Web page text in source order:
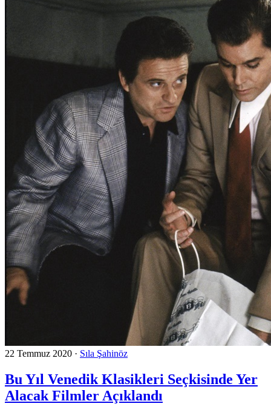
22 Temmuz 2020 · Sıla Şahinöz
Bu Yıl Venedik Klasikleri Seçkisinde Yer
Alacak Filmler Açıklandı